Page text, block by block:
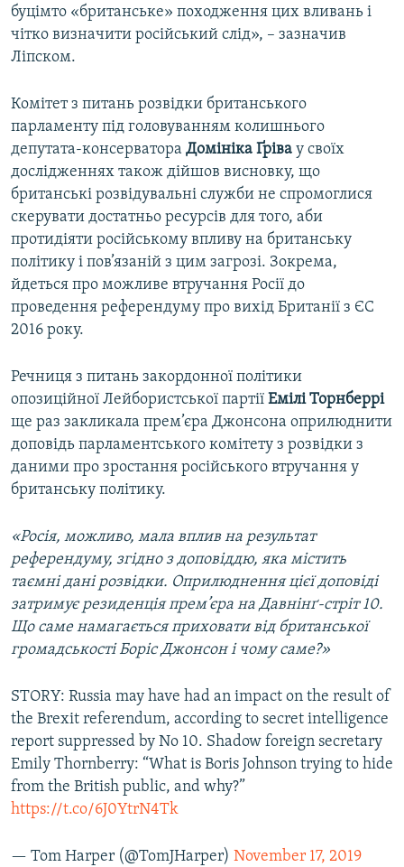
буцімто «британське» походження цих вливань і
чітко визначити російський слід», – зазначив
Ліпском.
Комітет з питань розвідки британського
парламенту під головуванням колишнього
депутата-консерватора Домініка Ґріва у своїх
дослідженнях також дійшов висновку, що
британські розвідувальні служби не спромоглися
скерувати достатньо ресурсів для того, аби
протидіяти російському впливу на британську
політику і пов’язаній з цим загрозі. Зокрема,
йдеться про можливе втручання Росії до
проведення референдуму про вихід Британії з ЄС
2016 року.
Речниця з питань закордонної політики
опозиційної Лейбористської партії Емілі Торнберрі
ще раз закликала прем’єра Джонсона оприлюднити
доповідь парламентського комітету з розвідки з
даними про зростання російського втручання у
британську політику.
«Росія, можливо, мала вплив на результат
референдуму, згідно з доповіддю, яка містить
таємні дані розвідки. Оприлюднення цієї доповіді
затримує резиденція прем’єра на Давнінґ-стріт 10.
Що саме намагається приховати від британської
громадськості Боріс Джонсон і чому саме?»
STORY: Russia may have had an impact on the result of
the Brexit referendum, according to secret intelligence
report suppressed by No 10. Shadow foreign secretary
Emily Thornberry: “What is Boris Johnson trying to hide
from the British public, and why?”
https://t.co/6J0YtrN4Tk
— Tom Harper (@TomJHarper) November 17, 2019